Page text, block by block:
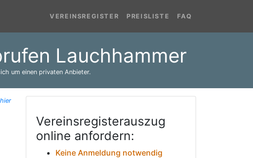
VEREINSREGISTER PREISLISTE FAQ
Lauchhammer
um einen privaten Anbieter.
hier
Vereinsregisterauszug
online anfordern:
Keine Anmeldung notwendig